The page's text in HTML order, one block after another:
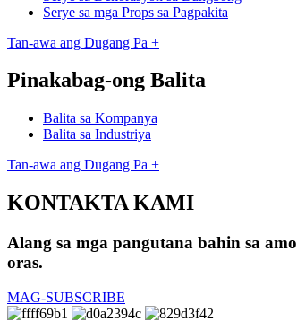
Serye sa mga Props sa Pagpakita
Tan-awa ang Dugang Pa +
Pinakabag-ong Balita
Balita sa Kompanya
Balita sa Industriya
Tan-awa ang Dugang Pa +
KONTAKTA KAMI
Alang sa mga pangutana bahin sa
oras.
MAG-SUBSCRIBE